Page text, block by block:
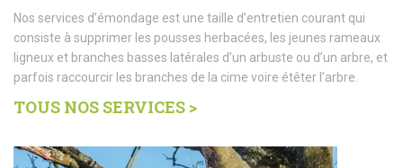
Nos services d’émondage est une taille d’entretien courant qui
consiste à supprimer les pousses herbacées, les jeunes rameaux
ligneux et branches basses latérales d’un arbuste ou d’un arbre, et
parfois raccourcir les branches de la cime voire étêter l’arbre.
TOUS NOS SERVICES >